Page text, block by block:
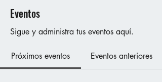
Eventos
Sigue y administra tus eventos aquí.
Próximos eventos Eventos anteriores